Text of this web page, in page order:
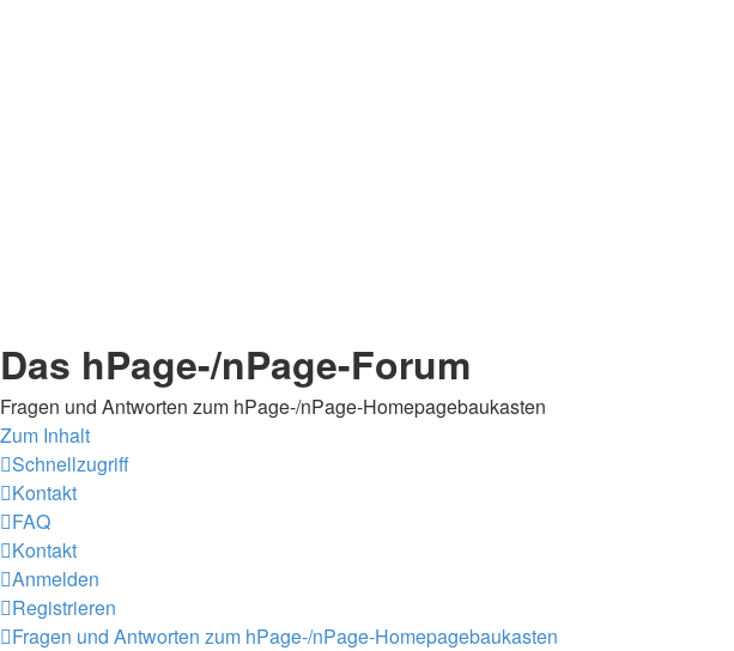
Das hPage-/nPage-Forum
Fragen und Antworten zum hPage-/nPage-Homepagebaukasten
Zum Inhalt
Schnellzugriff
Kontakt
FAQ
Kontakt
Anmelden
Registrieren
Fragen und Antworten zum hPage-/nPage-Homepagebaukasten